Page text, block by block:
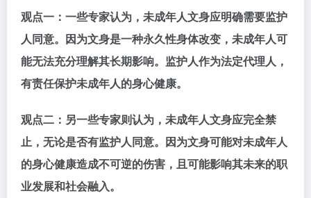
观点一： 一些专家认为，未成年人文身应明确需要监护
人同意。因为文身是一种永久性身体改变，未成年人可
能无法充分理解其长期影响。监护人作为法定代理人，
有责任保护未成年人的身心健康。
观点二： 另一些专家则认为，未成年人文身应完全禁
止，无论是否有监护人同意。因为文身可能对未成年人
的身心健康造成不可逆的伤害，且可能影响其未来的职
业发展和社会融入。